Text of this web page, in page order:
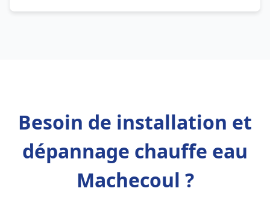
Besoin de installation et
dépannage chauffe eau
Machecoul ?